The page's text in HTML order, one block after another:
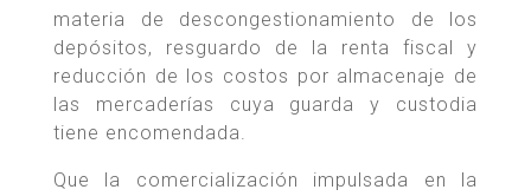
materia de descongestionamiento de los
depósitos, resguardo de la renta fiscal y
reducción de los costos por almacenaje de
las mercaderías cuya guarda y custodia
tiene encomendada.
Que la comercialización impulsada en la